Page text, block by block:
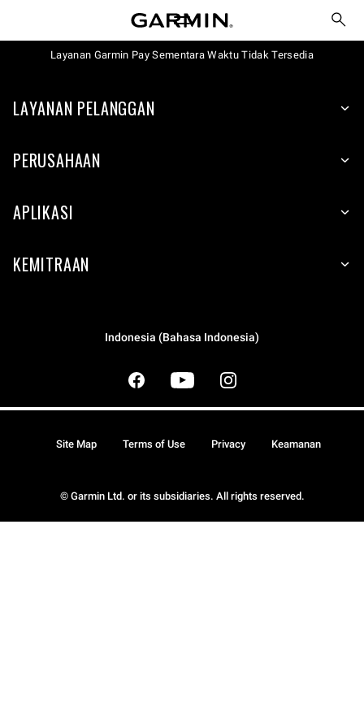
Layanan Garmin Pay Sementara Waktu Tidak Tersedia
LAYANAN PELANGGAN
PERUSAHAAN
APLIKASI
KEMITRAAN
Indonesia (Bahasa Indonesia)
© Garmin Ltd. or its subsidiaries. All rights reserved.
Site Map Terms of Use Privacy Keamanan